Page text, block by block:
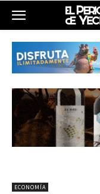
ECONOMÍA